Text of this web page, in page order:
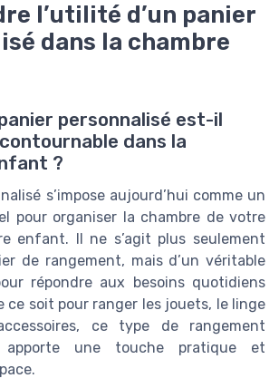
l’utilité d’un panier
dans la chambre
personnalisé est-il
dans la
?
s’impose aujourd’hui comme un
pour organiser la chambre de votre
enfant. Il ne s’agit plus seulement
de rangement, mais d’un véritable
répondre aux besoins quotidiens
ce soit pour ranger les jouets, le linge
ce type de rangement
apporte une touche pratique et